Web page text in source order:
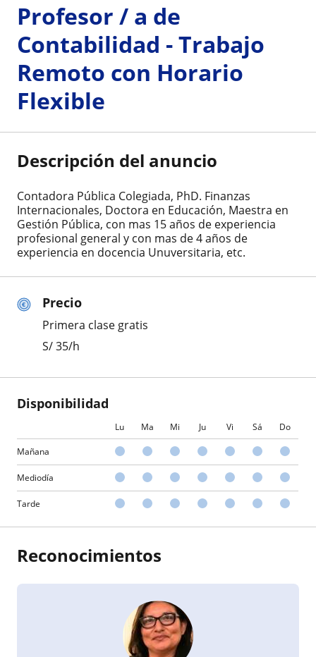
Precio
Primera clase gratis
S/35/h
Disponibilidad
Lu Ma Mi Ju Vi Sá Do
Mañana
Mediodía
Tarde
Profesor / a de
Contabilidad - Trabajo
Remoto con Horario
Flexible
Descripción del anuncio
Contadora Pública Colegiada, PhD. Finanzas
Internacionales, Doctora en Educación, Maestra en
Gestión Pública, con mas 15 años de experiencia
profesional general y con mas de 4 años de
experiencia en docencia Unuversitaria, etc.
Reconocimientos